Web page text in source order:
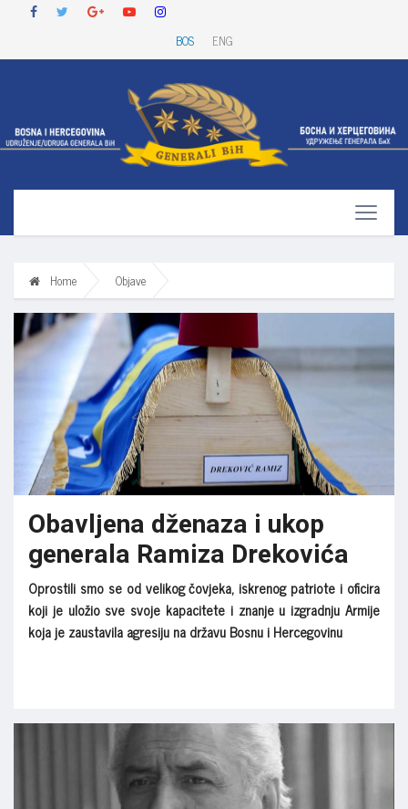
BOS ENG
Home Objave
Obavljena dženaza i ukop
generala Ramiza Drekovića
Oprostili smo se od velikog čovjeka, iskrenog patriote i oficira
koji je uložio sve svoje kapacitete i znanje u izgradnju Armije
koja je zaustavila agresiju na državu Bosnu i Hercegovinu